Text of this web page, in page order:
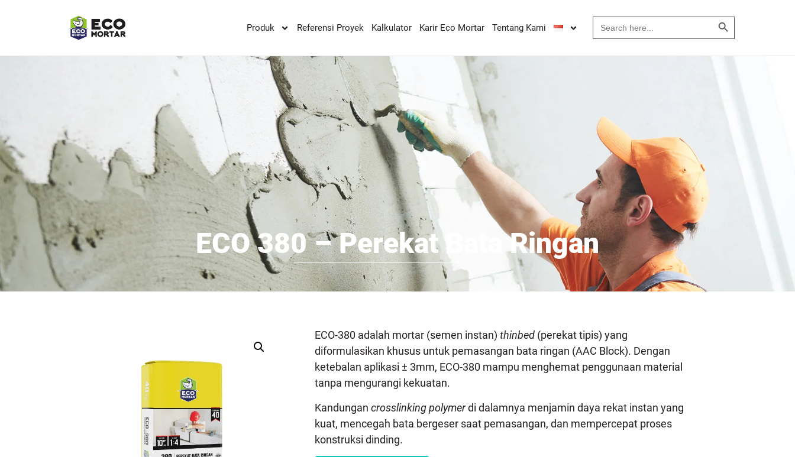
Produk Referensi Proyek Kalkulator Karir Eco Mortar Tentang Kami
for:
Search Button
ECO 380 – Perekat Bata Ringan
ECO-380 adalah mortar (semen instan) thinbed (perekat tipis) yang
diformulasikan khusus untuk pemasangan bata ringan (AAC Block). Dengan
ketebalan aplikasi ± 3mm, ECO-380 mampu menghemat penggunaan material
tanpa mengurangi kekuatan.
Kandungan crosslinking polymerdi dalamnya menjamin daya rekat instan yang
kuat, mencegah bata bergeser saat pemasangan, dan mempercepat proses
konstruksi dinding.